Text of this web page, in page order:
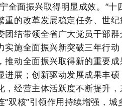
宁全面振兴取得明显成效。“
重的改革发展稳定任务、世
团结带领全省广大党员干部
实施全面振兴新突破三年行
推动全面振兴取得新的重要
进展；创新驱动发展成果丰
，经营主体活跃度不断提升
“双核”引领作用持续增强，